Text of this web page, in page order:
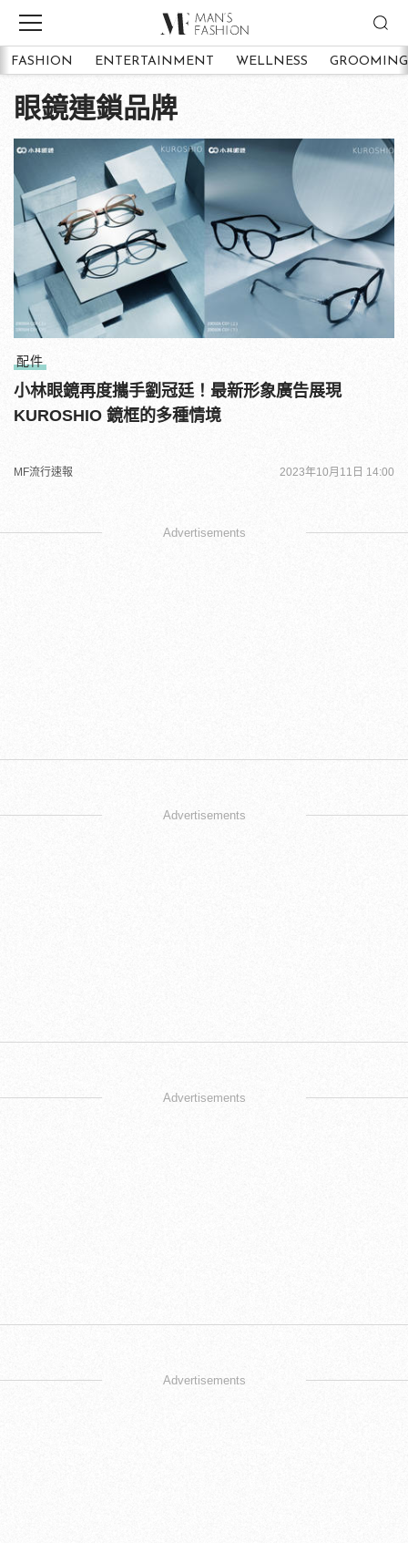
FASHION ENTERTAINMENT WELLNESS GROOMING
眼鏡連鎖品牌
配件
小林眼鏡再度攜手劉冠廷！最新形象廣告展現
KUROSHIO 鏡框的多種情境
MF流行速報 2023年10月11日 14:00
Advertisements
Advertisements
Advertisements
Advertisements